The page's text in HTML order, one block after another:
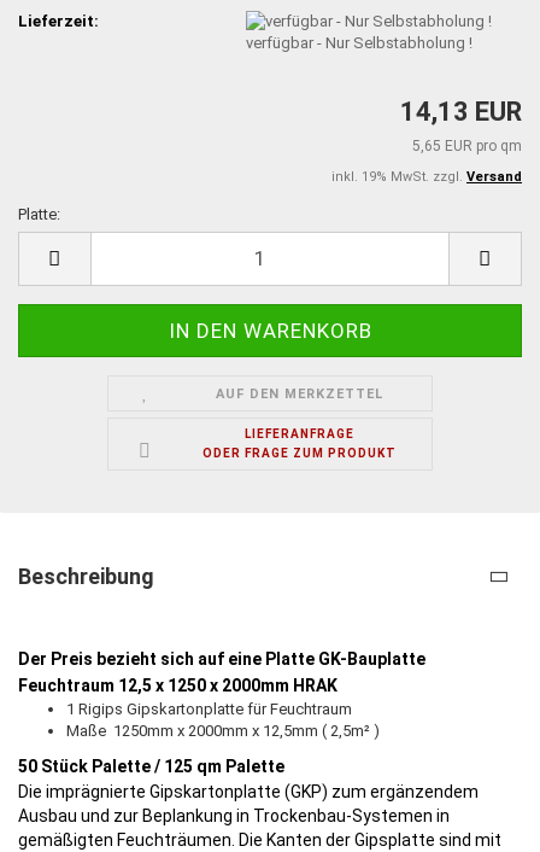
Lieferzeit:
verfügbar - Nur Selbstabholung !
14,13 EUR
5,65 EUR pro qm
inkl. 19% MwSt. zzgl. Versand
Platte:
AUF DEN MERKZETTEL
LIEFERANFRAGE
ODER FRAGE ZUM PRODUKT
Beschreibung
Der Preis bezieht sich auf eine Platte GK-Bauplatte
Feuchtraum 12,5 x 1250 x 2000mm HRAK
1 Rigips Gipskartonplatte für Feuchtraum
Maße 1250mm x 2000mm x 12,5mm ( 2,5m² )
50 Stück Palette / 125 qm Palette
Die imprägnierte Gipskartonplatte (GKP) zum ergänzendem
Ausbau und zur Beplankung in Trockenbau-Systemen in
gemäßigten Feuchträumen. Die Kanten der Gipsplatte sind mit